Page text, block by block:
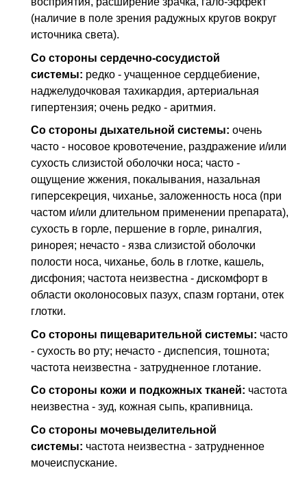
(наличие в поле зрения радужных кругов вокруг
источника света).
Со стороны сердечно-сосудистой
системы: редко - учащенное сердцебиение,
наджелудочковая тахикардия, артериальная
гипертензия; очень редко - аритмия.
Со стороны дыхательной системы: очень
часто - носовое кровотечение, раздражение и/или
сухость слизистой оболочки носа; часто -
ощущение жжения, покалывания, назальная
гиперсекреция, чиханье, заложенность носа (при
частом и/или длительном применении препарата),
сухость в горле, першение в горле, риналгия,
ринорея; нечасто - язва слизистой оболочки
полости носа, чиханье, боль в глотке, кашель,
дисфония; частота неизвестна - дискомфорт в
области околоносовых пазух, спазм гортани, отек
глотки.
Со стороны пищеварительной системы: часто
- сухость во рту; нечасто - диспепсия, тошнота;
частота неизвестна - затрудненное глотание.
Со стороны кожи и подкожных тканей: частота
неизвестна - зуд, кожная сыпь, крапивница.
Со стороны мочевыделительной
системы: частота неизвестна - затрудненное
мочеиспускание.